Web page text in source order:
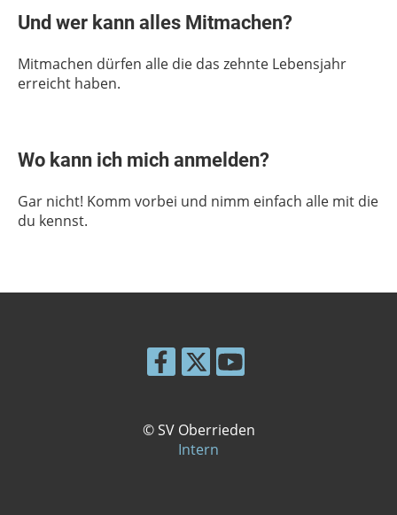
Und wer kann alles Mitmachen?
Mitmachen dürfen alle die das zehnte Lebensjahr
erreicht haben.
Wo kann ich mich anmelden?
Gar nicht! Komm vorbei und nimm einfach alle mit die
du kennst.
© SV Oberrieden
Intern